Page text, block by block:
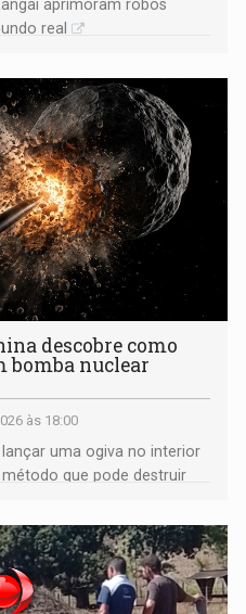
aprimoram robôs
real
descobre como
bomba nuclear
às 18:00
uma ogiva no interior
que pode destruir